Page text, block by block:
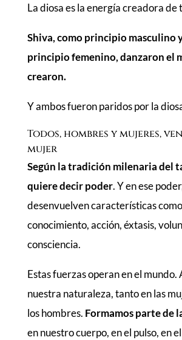
La diosa es la energía creadora de
Shiva, como principio masculino
principio femenino, danzaron el
crearon.
Y ambos fueron paridos por la
Todos, hombres y mujeres,
mujer
Según la tradición milenaria del
quiere decir poder. Y en ese
desenvuelven características como
conocimiento, acción, éxtasis,
consciencia.
Estas fuerzas operan en el mundo.
nuestra naturaleza, tanto en las
los hombres. Formamos parte de
en nuestro cuerpo, en el pulso, en